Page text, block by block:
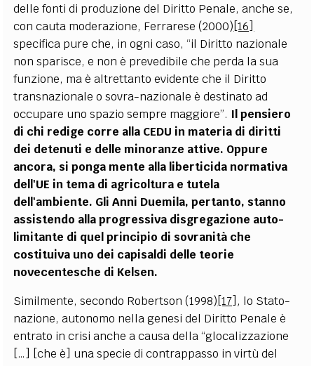
delle fonti di produzione del Diritto Penale, anche se,
con cauta moderazione, Ferrarese (2000)[16]
specifica pure che, in ogni caso, “il Diritto nazionale
non sparisce, e non è prevedibile che perda la sua
funzione, ma è altrettanto evidente che il Diritto
transnazionale o sovra-nazionale è destinato ad
occupare uno spazio sempre maggiore”. Il pensiero
di chi redige corre alla CEDU in materia di diritti
dei detenuti e delle minoranze attive. Oppure
ancora, si ponga mente alla liberticida normativa
dell'UE in tema di agricoltura e tutela
dell'ambiente. Gli Anni Duemila, pertanto, stanno
assistendo alla progressiva disgregazione auto-
limitante di quel principio di sovranità che
costituiva uno dei capisaldi delle teorie
novecentesche di Kelsen.
Similmente, secondo Robertson (1998)[17] , lo Stato-
nazione, autonomo nella genesi del Diritto Penale è
entrato in crisi anche a causa della “glocalizzazione
[…] [che è] una specie di contrappasso in virtù del